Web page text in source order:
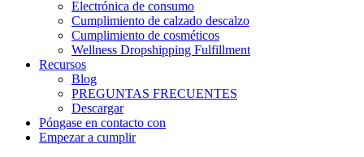
Electrónica de consumo
Cumplimiento de calzado descalzo
Cumplimiento de cosméticos
Wellness Dropshipping Fulfillment
Recursos
Blog
PREGUNTAS FRECUENTES
Descargar
Póngase en contacto con
Empezar a cumplir